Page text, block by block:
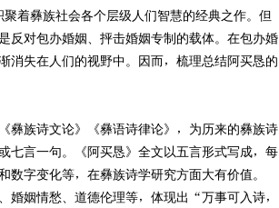
着彝族社会各个层级人们智慧的经典之作。但
对包办婚姻、抨击婚姻专制的载体。在包办婚
失在人们的视野中。因而，梳理总结阿买恳的
族诗文论》《彝语诗律论》，为历来的彝族诗
七言一句。《阿买恳》全文以五言形式写成，每
字变化等，在彝族诗学研究方面大有价值。
姻情愁、道德伦理等，体现出“万事可入诗，